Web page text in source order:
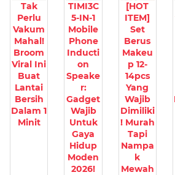
Tak
Perlu
Vakum
Mahal!
Broom
Viral Ini
Buat
Lantai
Bersih
Dalam 1
Minit
TIMI3C
5-IN-1
Mobile
Phone
Inducti
on
Speake
r:
Gadget
Wajib
Untuk
Gaya
Hidup
Moden
2026!
[HOT
ITEM]
Set
Berus
Makeu
p 12-
14pcs
Yang
Wajib
Dimiliki
! Murah
Tapi
Nampa
k
Mewah